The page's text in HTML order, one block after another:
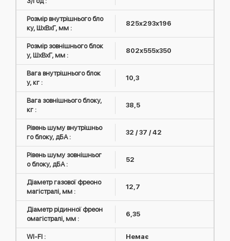
Розмір внутрішнього бло
ку, ШxВxГ, мм :
825x293x196
Розмір зовнішнього блок
у, ШxВxГ, мм :
802x555x350
Вага внутрішнього блок
у, кг :
10,3
Вага зовнішнього блоку,
кг :
38,5
Рівень шуму внутрішньо
го блоку, дБА :
32 / 37 / 42
Рівень шуму зовнішньог
о блоку, дБА :
52
Діаметр газової фреоно
магістралі, мм :
12,7
Діаметр рідинної фреон
омагістралі, мм :
6,35
WI-FI : Немає